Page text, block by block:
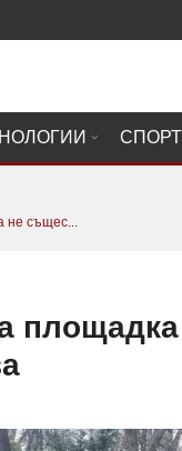
СПОРТ
не същес...